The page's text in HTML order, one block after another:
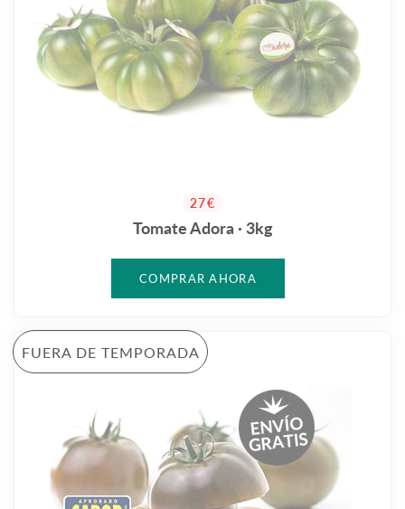
Tomate Adora · 3kg
PRECIO HABITUAL
27€
FUERA DE TEMPORADA